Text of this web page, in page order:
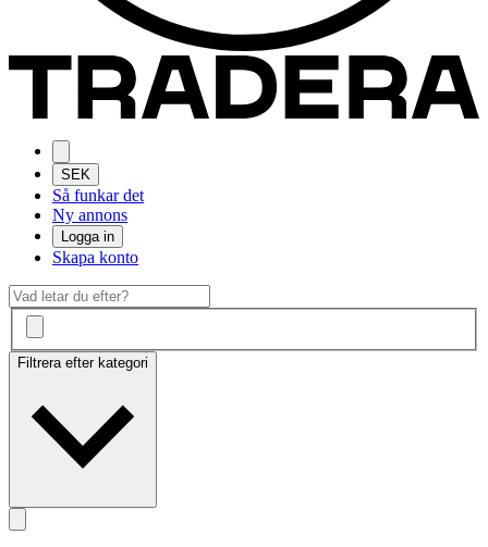
SEK
Så funkar det
Ny annons
Logga in
Skapa konto
Filtrera efter kategori